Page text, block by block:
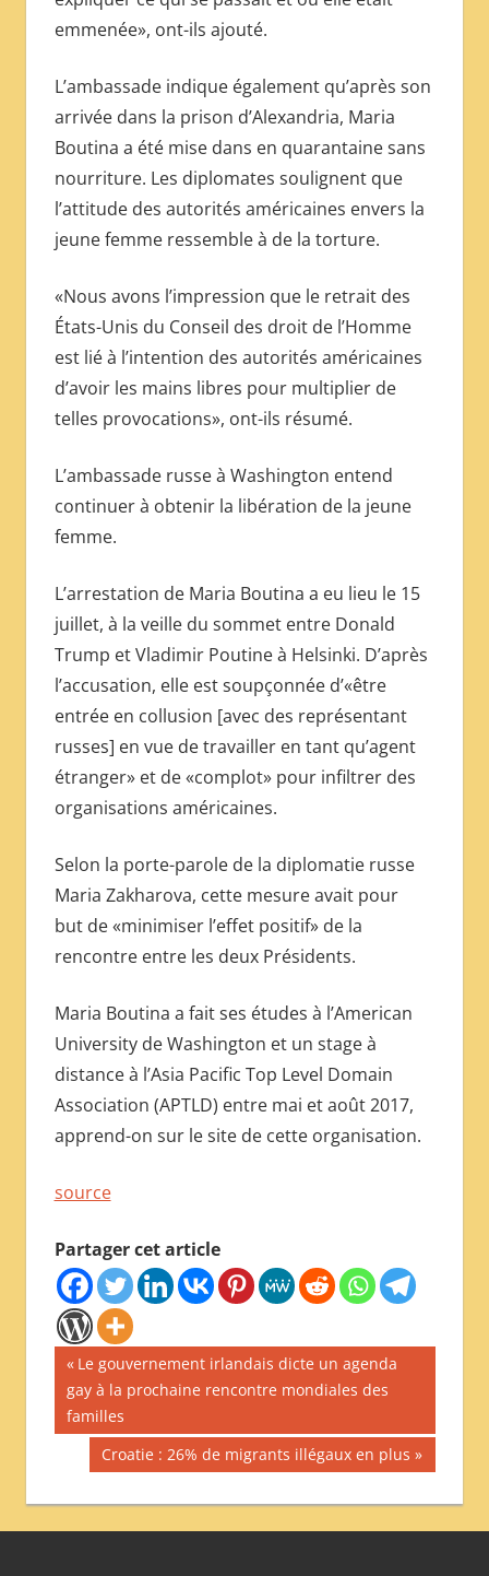
emmenée», ont-ils ajouté.
L’ambassade indique également qu’après son
arrivée dans la prison d’Alexandria, Maria
Boutina a été mise dans en quarantaine sans
nourriture. Les diplomates soulignent que
l’attitude des autorités américaines envers la
jeune femme ressemble à de la torture.
«Nous avons l’impression que le retrait des
États-Unis du Conseil des droit de l’Homme
est lié à l’intention des autorités américaines
d’avoir les mains libres pour multiplier de
telles provocations», ont-ils résumé.
L’ambassade russe à Washington entend
continuer à obtenir la libération de la jeune
femme.
L’arrestation de Maria Boutina a eu lieu le 15
juillet, à la veille du sommet entre Donald
Trump et Vladimir Poutine à Helsinki. D’après
l’accusation, elle est soupçonnée d’«être
entrée en collusion [avec des représentant
russes] en vue de travailler en tant qu’agent
étranger» et de «complot» pour infiltrer des
organisations américaines.
Selon la porte-parole de la diplomatie russe
Maria Zakharova, cette mesure avait pour
but de «minimiser l’effet positif» de la
rencontre entre les deux Présidents.
Maria Boutina a fait ses études à l’American
University de Washington et un stage à
distance à l’Asia Pacific Top Level Domain
Association (APTLD) entre mai et août 2017,
apprend-on sur le site de cette organisation.
source
Partager cet article
Navigation
de
l’article
Publication
précédente :
Le gouvernement irlandais dicte un agenda
gay à la prochaine rencontre mondiales des
familles
Publication
Croatie : 26% de migrants illégaux en plus